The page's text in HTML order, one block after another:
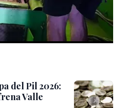
del Pil 2026:
Valle